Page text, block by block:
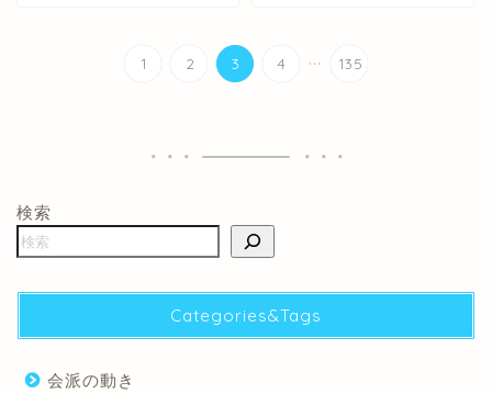
1 2 3 4 ... 135
検索
Categories&Tags
会派の動き